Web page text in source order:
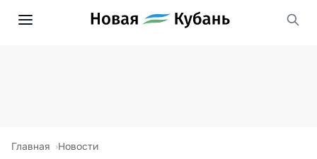
Главная Новости